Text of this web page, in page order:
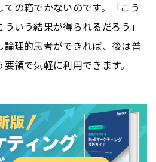
の箱でかないのです。「こう
いう結果が得られるだろう」
論理的思考ができれば、後は普
要領で気軽に利用できます。